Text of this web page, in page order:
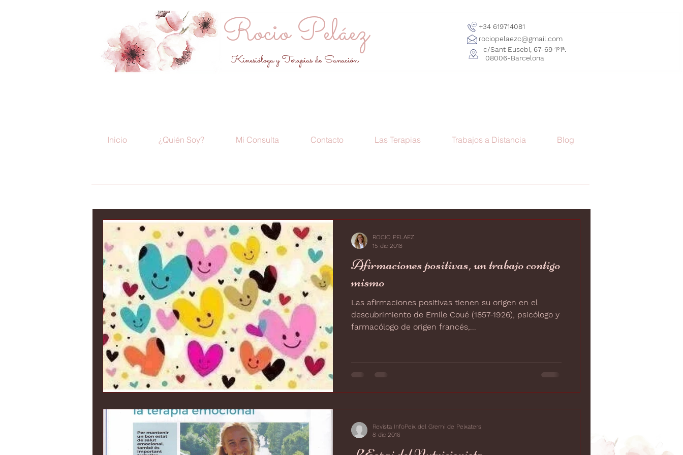
Rocio Peláez
+34 619714081
rociopelaezc@gmail.com
Kinesióloga y Terapias de Sanación
c/Sant Eusebi, 67-69 1º1ª.
08006-Barcelona
Inicio ¿Quién Soy? Mi Consulta Contacto Las Terapias Trabajos a Distancia Blog
Afirmaciones positivas, un trabajo contigo
mismo
Las afirmaciones positivas tienen su origen en el
descubrimiento de Emile Coué (1857-1926), psicólogo y
farmacólogo de origen francés,...
ROCIO PELAEZ
15 dic 2018
Revista InfoPeix del Gremi de Peixaters
8 dic 2016